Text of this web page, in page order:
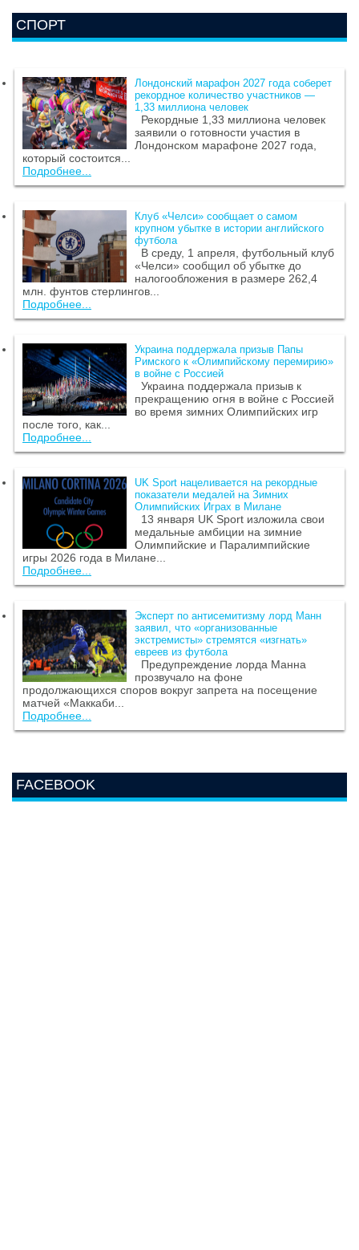
СПОРТ
Лондонский марафон 2027 года соберет
рекордное количество участников —
1,33 миллиона человек
Рекордные 1,33 миллиона человек
заявили о готовности участия в
Лондонском марафоне 2027 года,
который состоится...
Подробнее...
Клуб «Челси» сообщает о самом
крупном убытке в истории английского
футбола
В среду, 1 апреля, футбольный клуб
«Челси» сообщил об убытке до
налогообложения в размере 262,4
млн. фунтов стерлингов...
Подробнее...
Украина поддержала призыв Папы
Римского к «Олимпийскому перемирию»
в войне с Россией
Украина поддержала призыв к
прекращению огня в войне с Россией
во время зимних Олимпийских игр
после того, как...
Подробнее...
UK Sport нацеливается на рекордные
показатели медалей на Зимних
Олимпийских Играх в Милане
13 января UK Sport изложила свои
медальные амбиции на зимние
Олимпийские и Паралимпийские
игры 2026 года в Милане...
Подробнее...
Эксперт по антисемитизму лорд Манн
заявил, что «организованные
экстремисты» стремятся «изгнать»
евреев из футбола
Предупреждение лорда Манна
прозвучало на фоне
продолжающихся споров вокруг запрета на посещение
матчей «Маккаби...
Подробнее...
FACEBOOK